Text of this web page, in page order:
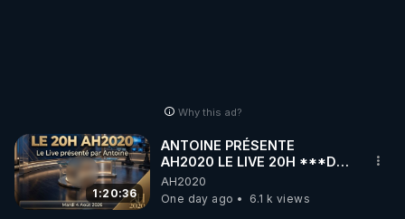
Why this ad?
1:20:36
ANTOINE PRÉSENTE
AH2020 LE LIVE 20H ***DU
04/08/2026*** 📷LE
GRAND RÉVEIL EST EN
MARCHE 📷
AH2020
One day ago
6.1 k views